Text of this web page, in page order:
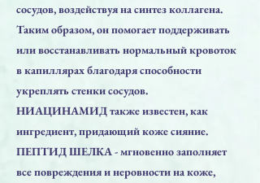
сосудов, воздействуя на синтез коллагена.
Таким образом, он помогает поддерживать
или восстанавливать нормальный кровоток
в капиллярах благодаря способности
укреплять стенки сосудов.
НИАЦИНАМИД также известен, как
ингредиент, придающий коже сияние.
ПЕПТИД ШЕЛКА - мгновенно заполняет
все повреждения и неровности на коже,